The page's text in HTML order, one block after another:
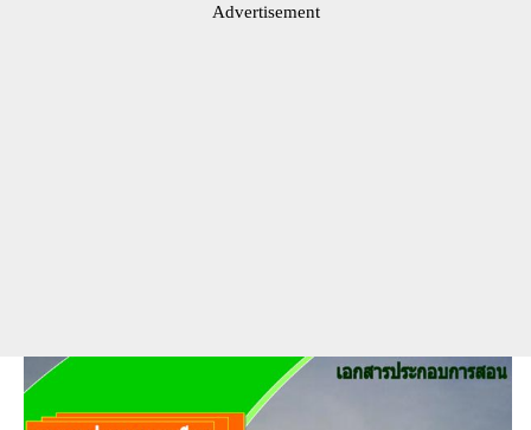
Advertisement